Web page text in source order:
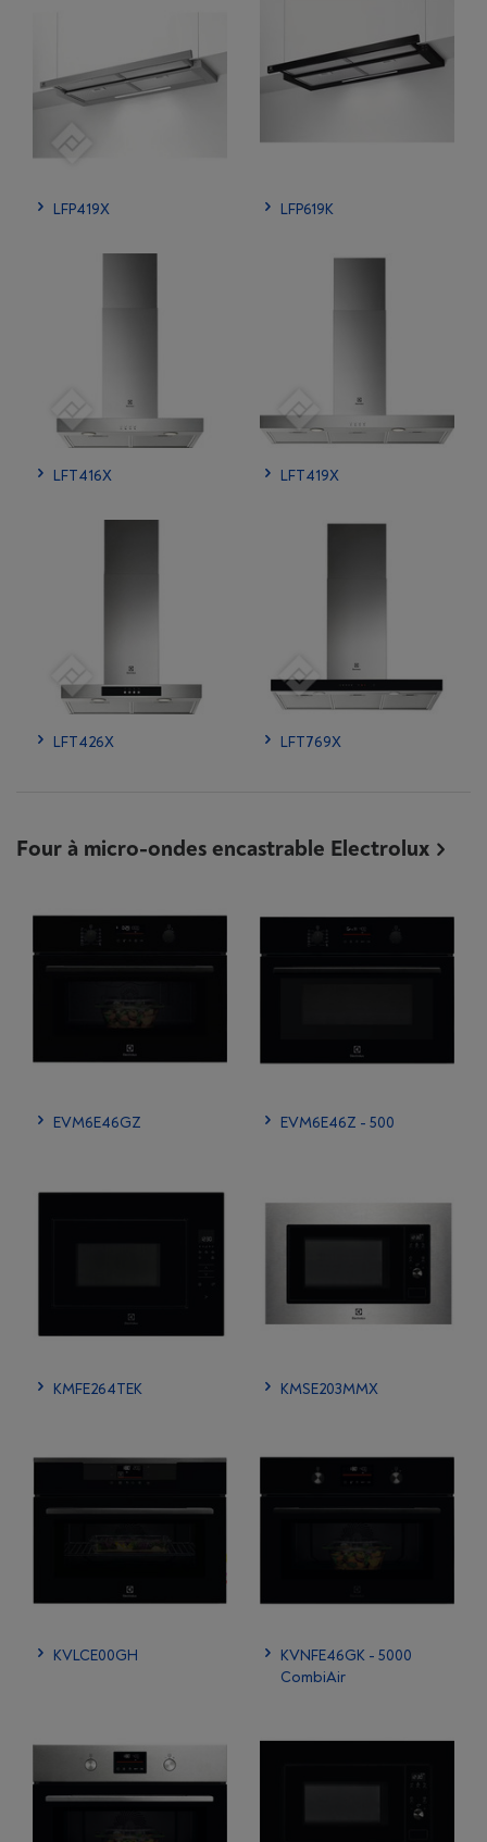
LFP419X LFP619K
LFT416X LFT419X
LFT426X LFT769X
Four à micro-ondes encastrable Electrolux
EVM6E46GZ EVM6E46Z - 500
KMFE264TEK KMSE203MMX
KVLCE00GH
KVNFE46GK - 5000
CombiAir